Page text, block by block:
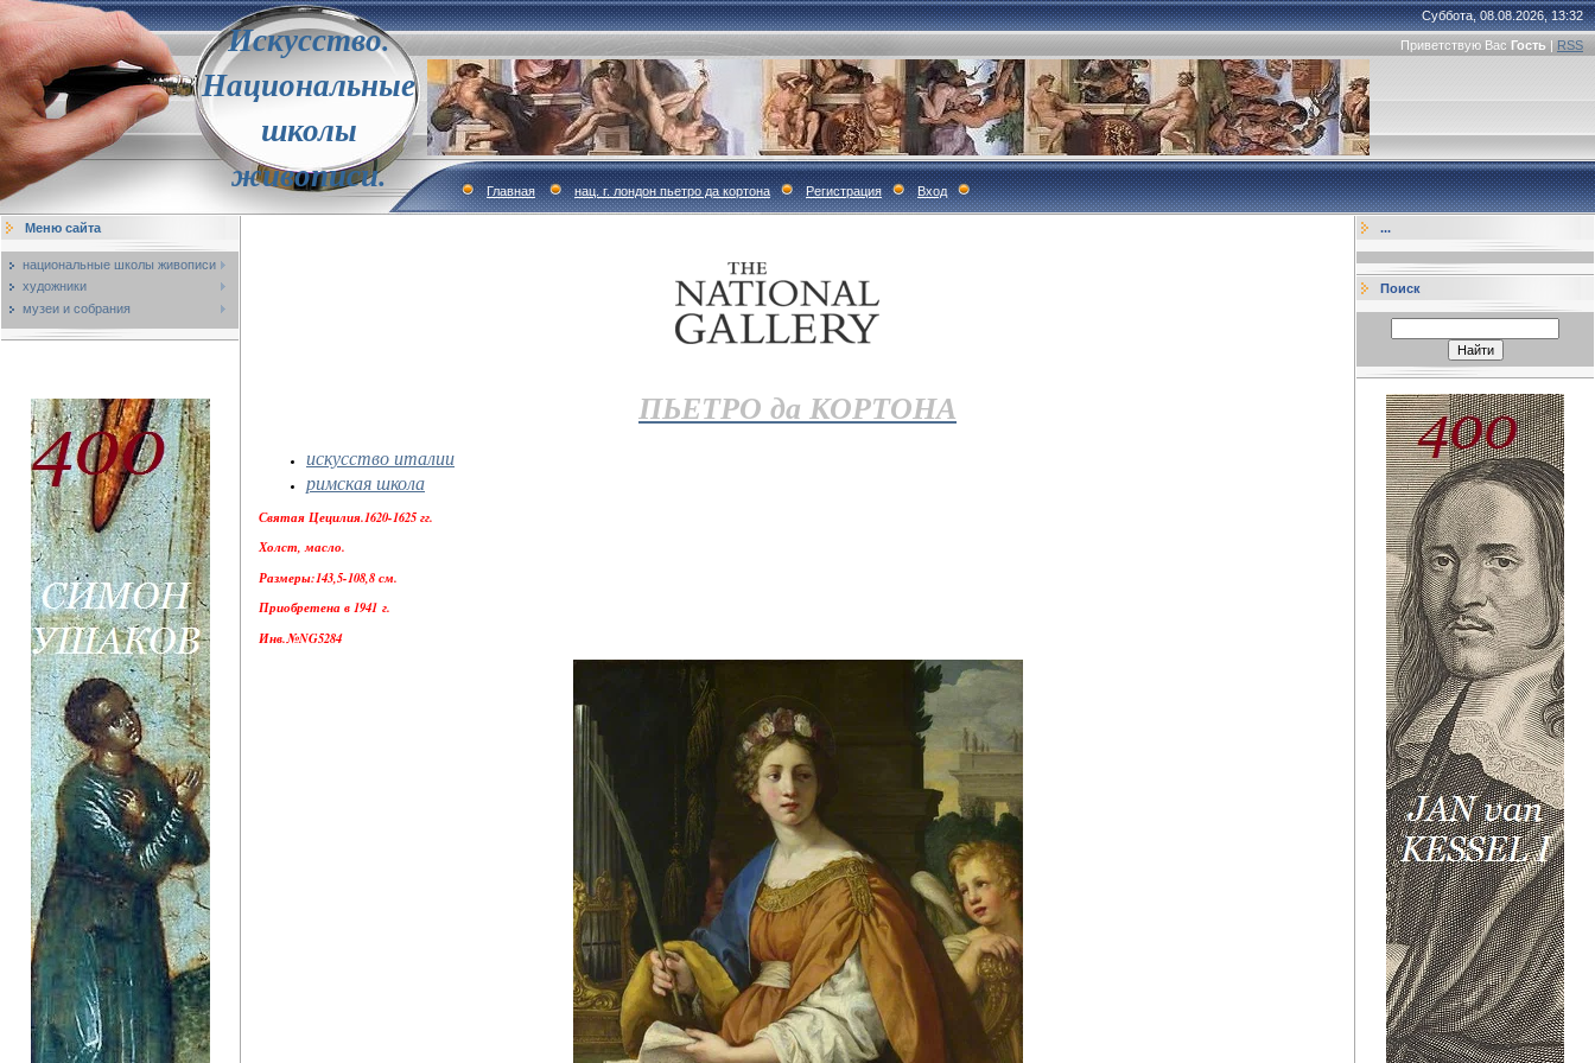
Искусство.
Национальные
школы
живописи.
Суббота, 08.08.2026, 13:32
Приветствую Вас Гость | RSS
Главная нац. г. лондон пьетро да кортона Регистрация Вход
Меню сайта
национальные школы живописи
художники
музеи и собрания
ПЬЕТРО да КОРТОНА
искусство италии
римская школа
Святая Цецилия.1620-1625 гг.
Холст, масло.
Размеры:143,5-108,8 см.
Приобретена в 1941 г.
Инв.№NG5284
...
Поиск